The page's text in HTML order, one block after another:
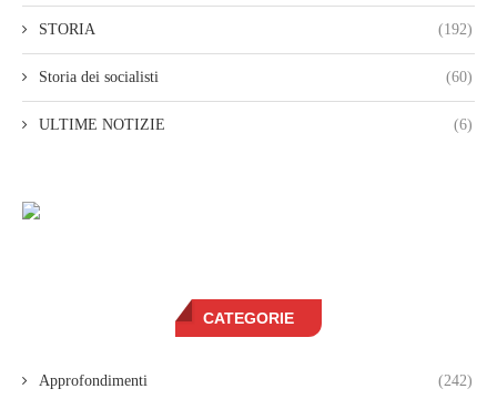
STORIA (192)
Storia dei socialisti (60)
ULTIME NOTIZIE (6)
CATEGORIE
Approfondimenti (242)